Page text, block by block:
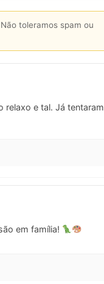
toleramos spam ou
relaxo e tal. Já tentaram
em família!